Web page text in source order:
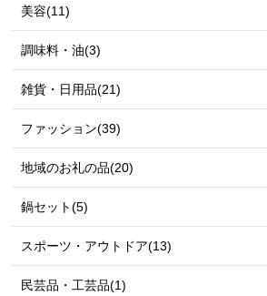
美容(11)
調味料・油(3)
雑貨・日用品(21)
ファッション(39)
地域のお礼の品(20)
鍋セット(5)
スポーツ・アウトドア(13)
民芸品・工芸品(1)